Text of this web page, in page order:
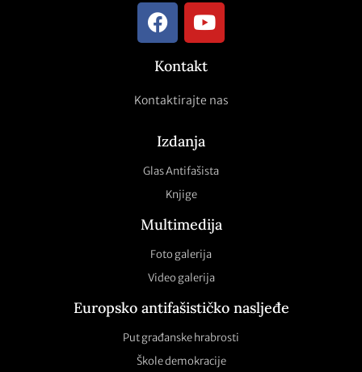
Kontakt
Kontaktirajte nas
Izdanja
Glas Antifašista
Knjige
Multimedija
Foto galerija
Video galerija
Europsko antifašističko nasljeđe
Put građanske hrabrosti
Škole demokracije